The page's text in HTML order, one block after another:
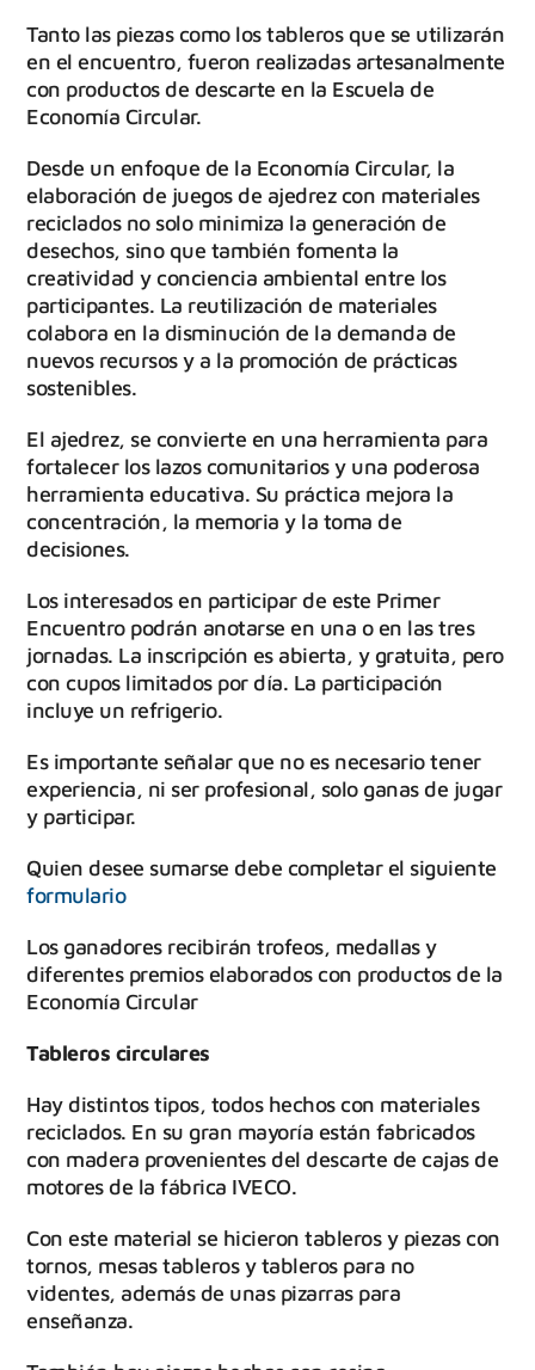
Tanto las piezas como los tableros que se utilizarán
en el encuentro, fueron realizadas artesanalmente
con productos de descarte en la Escuela de
Economía Circular.
Desde un enfoque de la Economía Circular, la
elaboración de juegos de ajedrez con materiales
reciclados no solo minimiza la generación de
desechos, sino que también fomenta la
creatividad y conciencia ambiental entre los
participantes. La reutilización de materiales
colabora en la disminución de la demanda de
nuevos recursos y a la promoción de prácticas
sostenibles.
El ajedrez, se convierte en una herramienta para
fortalecer los lazos comunitarios y una poderosa
herramienta educativa. Su práctica mejora la
concentración, la memoria y la toma de
decisiones.
Los interesados en participar de este Primer
Encuentro podrán anotarse en una o en las tres
jornadas. La inscripción es abierta, y gratuita, pero
con cupos limitados por día. La participación
incluye un refrigerio.
Es importante señalar que no es necesario tener
experiencia, ni ser profesional, solo ganas de jugar
y participar.
Quien desee sumarse debe completar el siguiente
formulario
Los ganadores recibirán trofeos, medallas y
diferentes premios elaborados con productos de la
Economía Circular
Tableros circulares
Hay distintos tipos, todos hechos con materiales
reciclados. En su gran mayoría están fabricados
con madera provenientes del descarte de cajas de
motores de la fábrica IVECO.
Con este material se hicieron tableros y piezas con
tornos, mesas tableros y tableros para no
videntes, además de unas pizarras para
enseñanza.